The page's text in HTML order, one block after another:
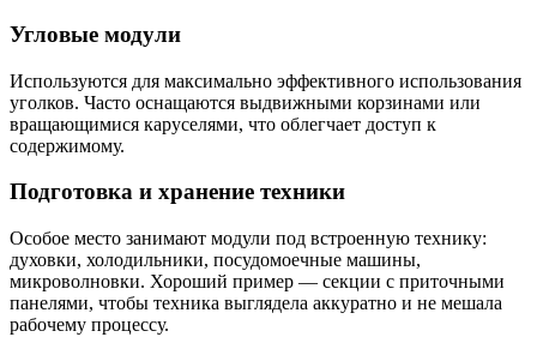
Угловые модули
Используются для максимально эффективного использования
уголков. Часто оснащаются выдвижными корзинами или
вращающимися каруселями, что облегчает доступ к
содержимому.
Подготовка и хранение техники
Особое место занимают модули под встроенную технику:
духовки, холодильники, посудомоечные машины,
микроволновки. Хороший пример — секции с приточными
панелями, чтобы техника выглядела аккуратно и не мешала
рабочему процессу.